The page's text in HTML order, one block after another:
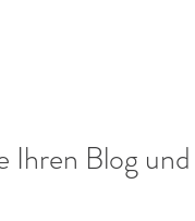
Ihren Blog